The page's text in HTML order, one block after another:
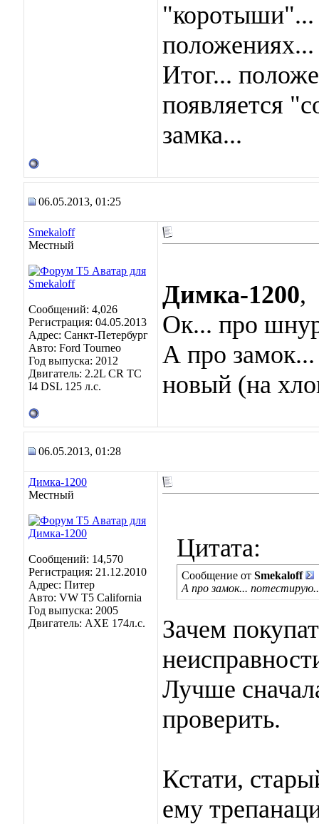
"коротыши"...
положениях...
Итог...
появляется
замка...
06.05.2013, 01:25
Smekaloff
Местный
Сообщений: 4,026
Регистрация: 04.05.2013
Адрес: Санкт-Петербург
Авто: Ford Tourneo
Год выпуска: 2012
Двигатель: 2.2L CR TC
I4 DSL 125 л.с.
Димка-1200,
Ок... про
А про
новый (на
06.05.2013, 01:28
Димка-1200
Местный
Сообщений: 14,570
Регистрация: 21.12.2010
Адрес: Питер
Авто: VW T5 California
Год выпуска: 2005
Двигатель: AXE 174л.с.
Цитата:
Сообщение от Smekaloff
А про замок...
Зачем
Лучше
проверить.
Кстати,
ему